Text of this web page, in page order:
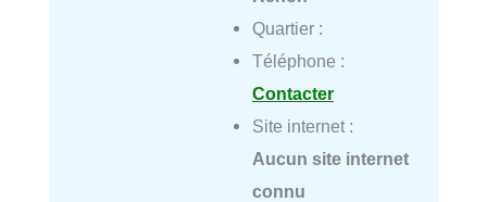
Quartier :
Téléphone :
Contacter
Site internet :
Aucun site internet
connu